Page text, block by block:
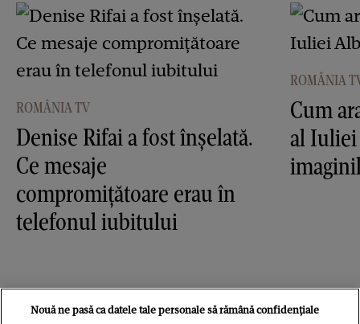
ROMÂNIA TV
Denise Rifai a fost înşelată.
Ce mesaje
compromiţătoare erau în
telefonul iubitului
ROMÂNIA
Cum
al Iuliei
Nouă ne pasă ca datele tale personale să rămână confidențiale